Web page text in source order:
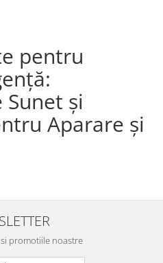
pentru
și
Aparare și
promotiile noastre